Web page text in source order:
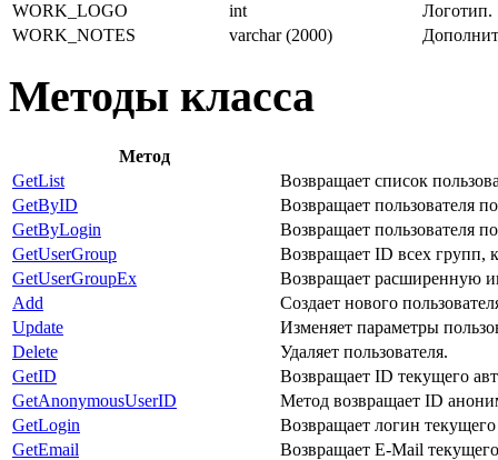
WORK_LOGO
int
Логотип.
WORK_NOTES
varchar (2000)
Методы класса
Метод
GetList
Возвращает список
GetByID
Возвращает пользователя
GetByLogin
Возвращает пользователя
GetUserGroup
Возвращает ID всех групп,
GetUserGroupEx
Возвращает расширенную
Add
Создает нового
Update
Изменяет параметры
Delete
Удаляет пользователя.
GetID
Возвращает ID текущего
GetAnonymousUserID
Метод возвращает ID
GetLogin
Возвращает логин текущего
GetEmail
Возвращает E-Mail